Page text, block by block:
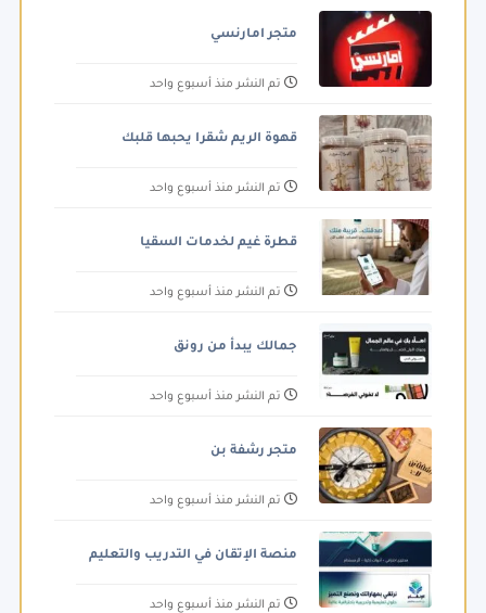
متجر امارنسي
تم النشر منذ أسبوع واحد
قهوة الريم شقرا يحبها قلبك
تم النشر منذ أسبوع واحد
قطرة غيم لخدمات السقيا
تم النشر منذ أسبوع واحد
جمالك يبدأ من رونق
تم النشر منذ أسبوع واحد
متجر رشفة بن
تم النشر منذ أسبوع واحد
منصة الإتقان في التدريب والتعليم
تم النشر منذ أسبوع واحد